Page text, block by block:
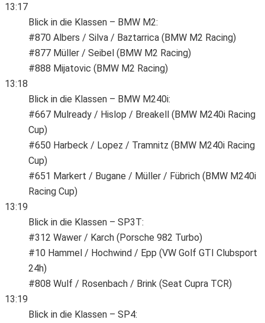
13:17
Blick in die Klassen – BMW M2:
#870 Albers / Silva / Baztarrica (BMW M2 Racing)
#877 Müller / Seibel (BMW M2 Racing)
#888 Mijatovic (BMW M2 Racing)
13:18
Blick in die Klassen – BMW M240i:
#667 Mulready / Hislop / Breakell (BMW M240i Racing
Cup)
#650 Harbeck / Lopez / Tramnitz (BMW M240i Racing
Cup)
#651 Markert / Bugane / Müller / Fübrich (BMW M240i
Racing Cup)
13:19
Blick in die Klassen – SP3T:
#312 Wawer / Karch (Porsche 982 Turbo)
#10 Hammel / Hochwind / Epp (VW Golf GTI Clubsport
24h)
#808 Wulf / Rosenbach / Brink (Seat Cupra TCR)
13:19
Blick in die Klassen – SP4: